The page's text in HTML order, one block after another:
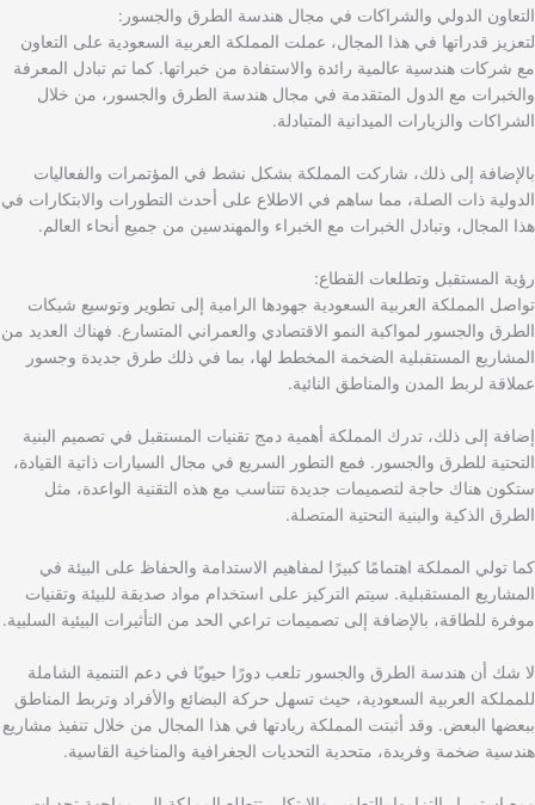
التعاون الدولي والشراكات في مجال هندسة الطرق والجسور:
لتعزيز قدراتها في هذا المجال، عملت المملكة العربية السعودية على التعاون
مع شركات هندسية عالمية رائدة والاستفادة من خبراتها. كما تم تبادل المعرفة
والخبرات مع الدول المتقدمة في مجال هندسة الطرق والجسور، من خلال
الشراكات والزيارات الميدانية المتبادلة.
بالإضافة إلى ذلك، شاركت المملكة بشكل نشط في المؤتمرات والفعاليات
الدولية ذات الصلة، مما ساهم في الاطلاع على أحدث التطورات والابتكارات في
هذا المجال، وتبادل الخبرات مع الخبراء والمهندسين من جميع أنحاء العالم.
رؤية المستقبل وتطلعات القطاع:
تواصل المملكة العربية السعودية جهودها الرامية إلى تطوير وتوسيع شبكات
الطرق والجسور لمواكبة النمو الاقتصادي والعمراني المتسارع. فهناك العديد من
المشاريع المستقبلية الضخمة المخطط لها، بما في ذلك طرق جديدة وجسور
عملاقة لربط المدن والمناطق النائية.
إضافة إلى ذلك، تدرك المملكة أهمية دمج تقنيات المستقبل في تصميم البنية
التحتية للطرق والجسور. فمع التطور السريع في مجال السيارات ذاتية القيادة،
ستكون هناك حاجة لتصميمات جديدة تتناسب مع هذه التقنية الواعدة، مثل
الطرق الذكية والبنية التحتية المتصلة.
كما تولي المملكة اهتمامًا كبيرًا لمفاهيم الاستدامة والحفاظ على البيئة في
المشاريع المستقبلية. سيتم التركيز على استخدام مواد صديقة للبيئة وتقنيات
موفرة للطاقة، بالإضافة إلى تصميمات تراعي الحد من التأثيرات البيئية السلبية.
لا شك أن هندسة الطرق والجسور تلعب دورًا حيويًا في دعم التنمية الشاملة
للمملكة العربية السعودية، حيث تسهل حركة البضائع والأفراد وتربط المناطق
ببعضها البعض. وقد أثبتت المملكة ريادتها في هذا المجال من خلال تنفيذ مشاريع
هندسية ضخمة وفريدة، متحدية التحديات الجغرافية والمناخية القاسية.